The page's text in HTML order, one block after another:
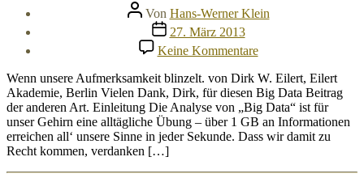
Beitragsautor
Von Hans-Werner Klein
Veröffentlichungsdatum
27. März 2013
Keine Kommentarezu
Wenn
unsere
Aufmerksamkeit
blinzelt
Wenn unsere Aufmerksamkeit blinzelt. von Dirk W. Eilert, Eilert
Akademie, Berlin Vielen Dank, Dirk, für diesen Big Data Beitrag
der anderen Art. Einleitung Die Analyse von „Big Data“ ist für
unser Gehirn eine alltägliche Übung – über 1 GB an Informationen
erreichen all‘ unsere Sinne in jeder Sekunde. Dass wir damit zu
Recht kommen, verdanken […]